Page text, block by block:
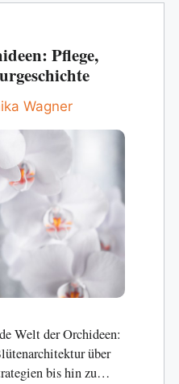
Pflege,
Wagner
Welt der Orchideen:
über
bis hin zu